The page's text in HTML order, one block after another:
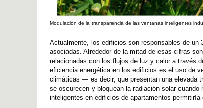
Modulación de la transparencia de las ventanas inteligentes
Actualmente, los edificios son responsables de
asociadas. Alrededor de la mitad de esas cifras
relacionadas con los flujos de luz y calor a través
eficiencia energética en los edificios es el uso de
climáticas — es decir, que presentan una elevada
se oscurecen y bloquean la radiación solar
inteligentes en edificios de apartamentos